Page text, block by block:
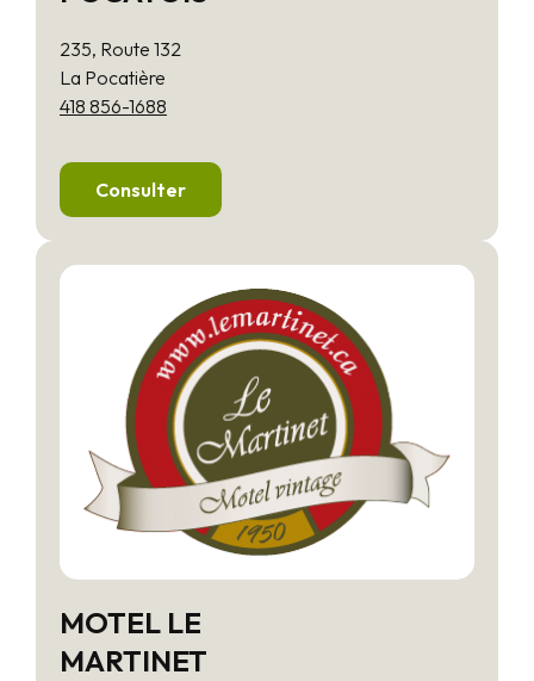
235, Route 132
La Pocatière
418 856-1688
Consulter
MOTEL LE
MARTINET